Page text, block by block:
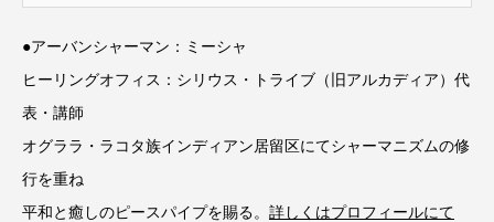
●アーバンシャーマン：ミーシャ
ヒーリングオフィス：シリウス・トライブ（旧アルカディア）代
表・講師
オグララ・ラコタ族インディアン居留区にてシャーマニズムの修
行を重ね
平和と癒しのピースパイプを賜る。 詳しくはプロフィールにて